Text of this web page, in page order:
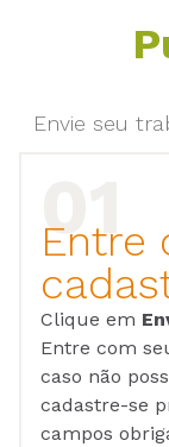
Envie seu
Entre
Clique em
Entre com
caso não
cadastre-se
campos